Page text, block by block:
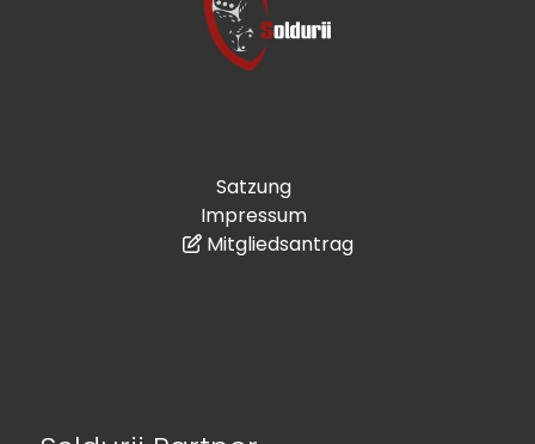
Satzung
Impressum
Mitgliedsantrag